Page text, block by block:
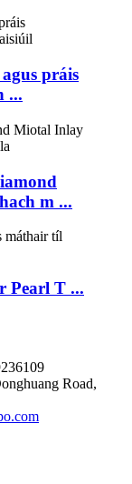
práis
...
m ...
Pearl T ...
Road,